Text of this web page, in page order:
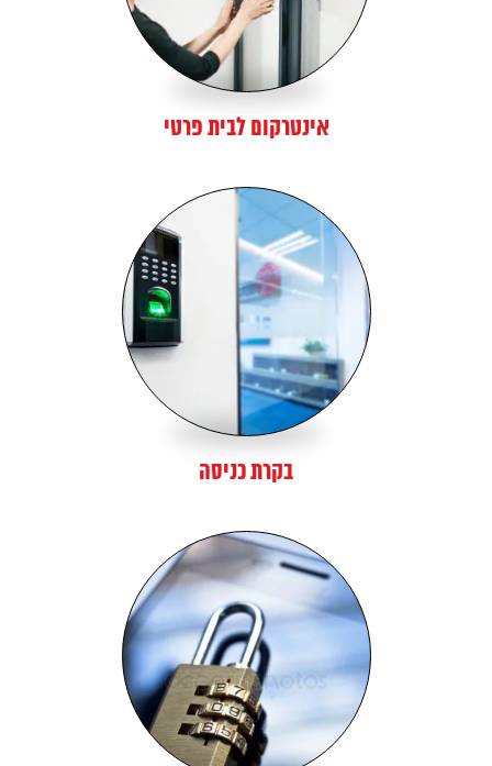
אינטרקום לבית פרטי
בקרת כניסה